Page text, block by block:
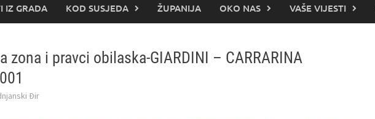
IZ GRADA KOD SUSJEDA ŽUPANIJA OKO NAS VAŠE VIJESTI
zona i pravci obilaska-GIARDINI – CARRARINA
Đir